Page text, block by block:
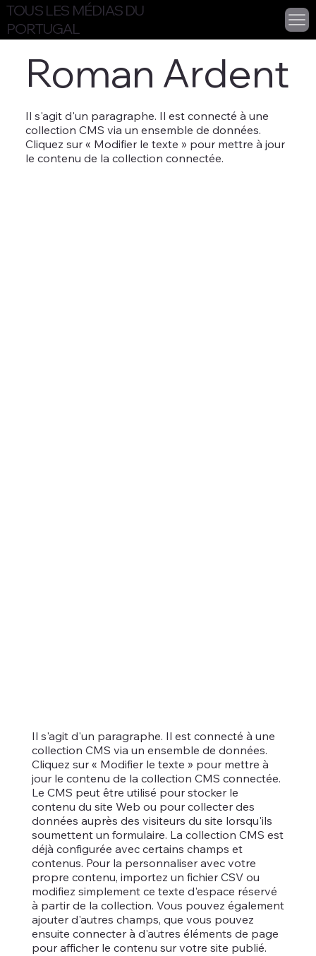
TOUS LES MÉDIAS DU
PORTUGAL
Roman Ardent
Il s'agit d'un paragraphe. Il est connecté à une
collection CMS via un ensemble de données.
Cliquez sur « Modifier le texte » pour mettre à jour
le contenu de la collection connectée.
Il s'agit d'un paragraphe. Il est connecté à une
collection CMS via un ensemble de données.
Cliquez sur « Modifier le texte » pour mettre à
jour le contenu de la collection CMS connectée.
Le CMS peut être utilisé pour stocker le
contenu du site Web ou pour collecter des
données auprès des visiteurs du site lorsqu'ils
soumettent un formulaire. La collection CMS est
déjà configurée avec certains champs et
contenus. Pour la personnaliser avec votre
propre contenu, importez un fichier CSV ou
modifiez simplement ce texte d'espace réservé
à partir de la collection. Vous pouvez également
ajouter d'autres champs, que vous pouvez
ensuite connecter à d'autres éléments de page
pour afficher le contenu sur votre site publié.